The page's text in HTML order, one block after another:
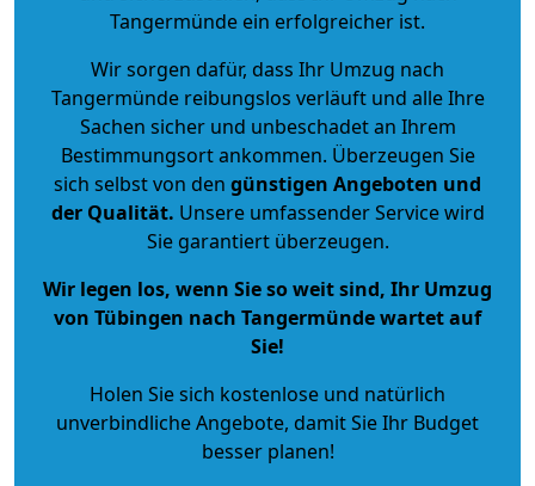
Tangermünde ein erfolgreicher ist.
Wir sorgen dafür, dass Ihr Umzug nach
Tangermünde reibungslos verläuft und alle Ihre
Sachen sicher und unbeschadet an Ihrem
Bestimmungsort ankommen. Überzeugen Sie
sich selbst von den günstigen Angeboten und
der Qualität. Unsere umfassender Service wird
Sie garantiert überzeugen.
Wir legen los, wenn Sie so weit sind, Ihr Umzug
von Tübingen nach Tangermünde wartet auf
Sie!
Holen Sie sich kostenlose und natürlich
unverbindliche Angebote, damit Sie Ihr Budget
besser planen!